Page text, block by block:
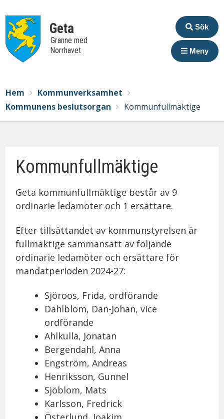
Geta
Granne med
Norrhavet
Sök
Meny
Breadcrumbs
You
are
here:
Hem
Kommunverksamhet
Kommunens beslutsorgan
Kommunfullmäktige
Kommunfullmäktige
Geta kommunfullmäktige består av 9
ordinarie ledamöter och 1 ersättare.
Efter tillsättandet av kommunstyrelsen är
fullmäktige sammansatt av följande
ordinarie ledamöter och ersättare för
mandatperioden 2024-27:
Sjöroos, Frida, ordförande
Dahlblom, Dan-Johan, vice
ordförande
Ahlkulla, Jonatan
Bergendahl, Anna
Engström, Andreas
Henriksson, Gunnel
Sjöblom, Mats
Karlsson, Fredrick